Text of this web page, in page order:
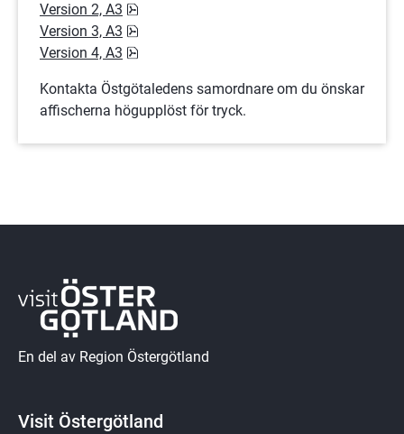
Version 2, A3
Version 3, A3
Version 4, A3
Kontakta Östgötaledens samordnare om du önskar
affischerna högupplöst för tryck.
En del av Region Östergötland
Visit Östergötland